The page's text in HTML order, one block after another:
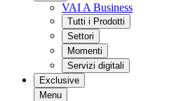
VAI A Business
Tutti i Prodotti
Settori
Momenti
Servizi digitali
Exclusive
Menu